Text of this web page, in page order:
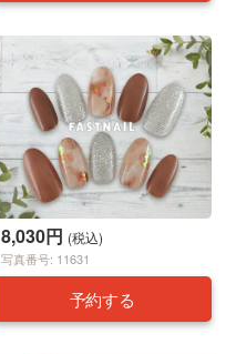
8,030円 (税込)
写真番号: 11631
予約する